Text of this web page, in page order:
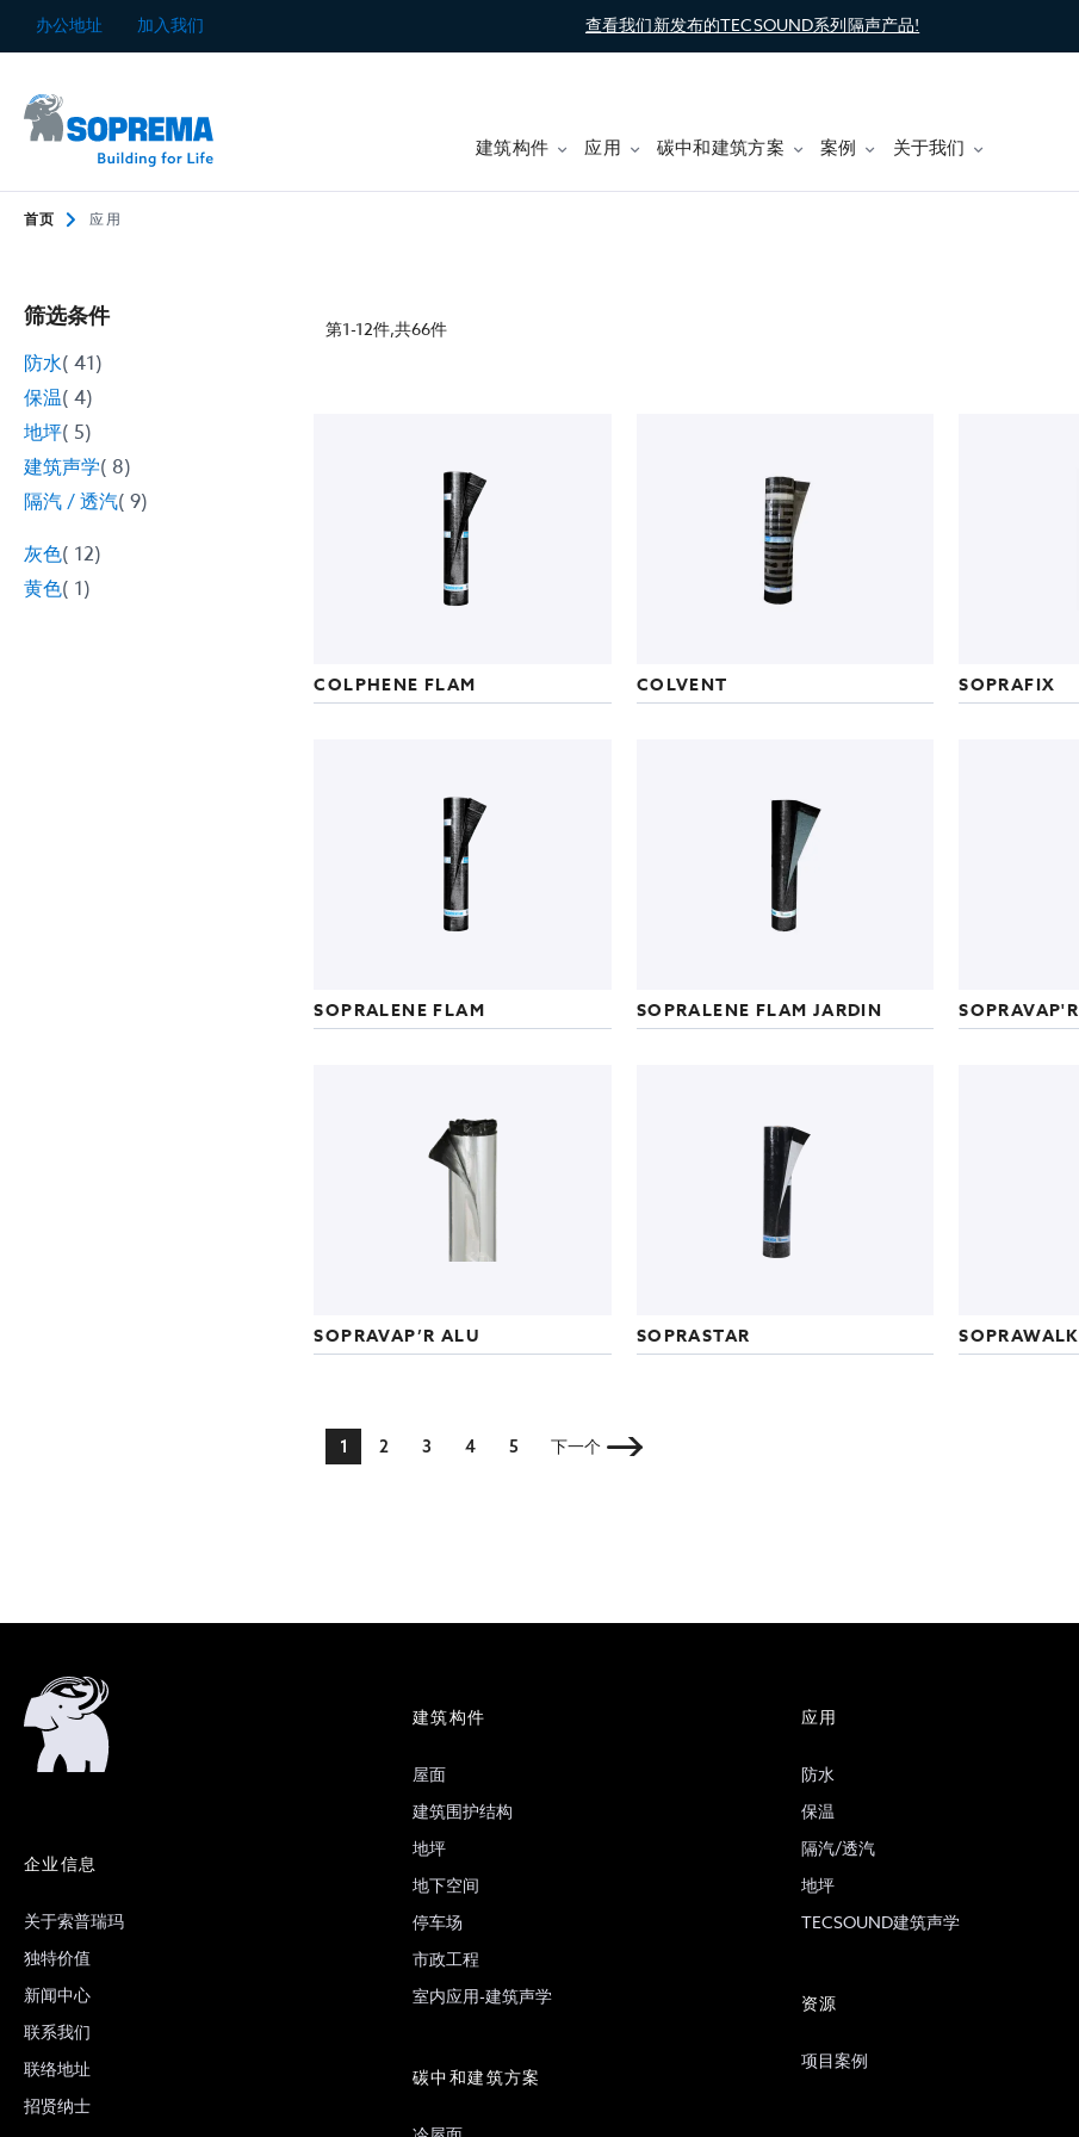
到办公地址 加入我们 查看我们新发布的TECSOUND系列隔声产品!
建筑构件 应用 碳中和建筑方案 案例 关于我们
首页 应用
第1-12件,共66件
COLPHENE FLAM COLVENT SOPRAFIX
SOPRALENE FLAM SOPRALENE FLAM JARDIN SOPRAVAP'R
SOPRAVAP’R ALU SOPRASTAR SOPRAWALK
页您当前正在阅读页面
1 页面
2 页面
3 页面
4 页面
5 页面
下一个
筛选条件
防水 41项
保温 4项
目
地坪 5项
目
建筑声学 8项
目
隔汽 / 透汽 9项
灰色 12项
黄色 1项
企业信息
关于索普瑞玛
独特价值
新闻中心
联系我们
联络地址
招贤纳士
建筑构件
屋面
建筑围护结构
地坪
地下空间
停车场
市政工程
室内应用-建筑声学
碳中和建筑方案
应用
防水
保温
隔汽/透汽
地坪
TECSOUND建筑声学
资源
项目案例